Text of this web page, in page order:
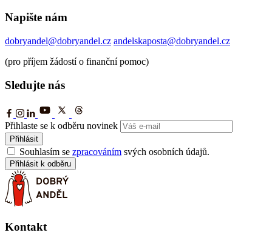
Napište nám
dobryandel@dobryandel.cz andelskaposta@dobryandel.cz
(pro příjem žádostí o finanční pomoc)
Sledujte nás
Přihlaste se k odběru novinek
Přihlásit
Souhlasím se zpracováním svých osobních údajů.
Přihlásit k odběru
Kontakt